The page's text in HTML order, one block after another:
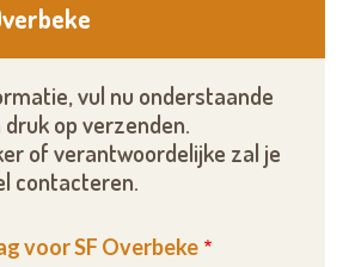
vul nu onderstaande
op verzenden.
of verantwoordelijke zal je
contacteren.
voor SF Overbeke